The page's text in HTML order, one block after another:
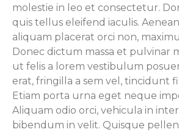
molestie in leo et consectetur.
quis tellus eleifend iaculis.
aliquam placerat orci non,
Donec dictum massa et pulvinar
ut felis a lorem vestibulum
erat, fringilla a sem vel, tincidunt
Etiam porta urna eget neque
Aliquam odio orci, vehicula in
bibendum in velit. Quisque